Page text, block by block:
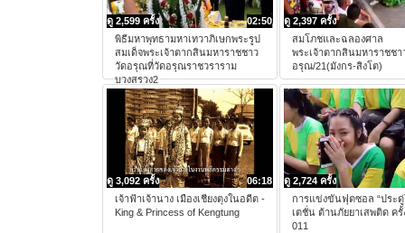
02:50
ดู 2,599 ครั้ง
พิธีมหาพุทธามหาเทวาภิเษกพระรูป
สมเด็จพระเจ้าตากสินมหาราชชาว
วัดอรุณที่วัดอรุณราชวราราม
บวงสรวง2
ดู 2,397 ครั้ง
สมโภชและฉลองศาล
พระเจ้าตากสินมหาราชชา
อรุณ/21(มังกร-สิงโต)
06:18
ดู 3,092 ครั้ง
เจ้าฟ้าเจ้านาง เมืองเชียงตุงในอดีต -
King & Princess of Kengtung
ดู 2,724 ครั้ง
การแข่งขันฟุตซอล “ประ
เตชั่น ต้านภัยยาเสพติด ครั้
011